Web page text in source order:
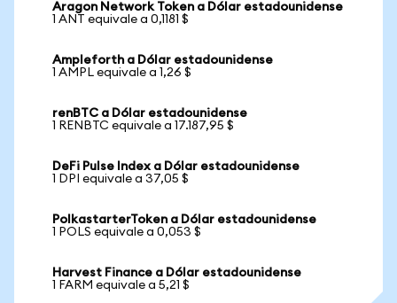
Aragon Network Token a Dólar estadounidense
1 ANT equivale a 0,1181 $
Ampleforth a Dólar estadounidense
1 AMPL equivale a 1,26 $
renBTC a Dólar estadounidense
1 RENBTC equivale a 17.187,95 $
DeFi Pulse Index a Dólar estadounidense
1 DPI equivale a 37,05 $
PolkastarterToken a Dólar estadounidense
1 POLS equivale a 0,053 $
Harvest Finance a Dólar estadounidense
1 FARM equivale a 5,21 $